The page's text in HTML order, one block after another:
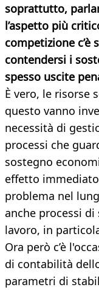
soprattutto,
l’aspetto più
competizione
contendersi i
spesso uscite
È vero, le risorse
questo vanno
necessità di
processi che
sostegno
effetto
problema nel
anche processi
lavoro, in
Ora però c’è
di contabilità
parametri di